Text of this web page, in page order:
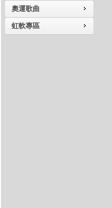
奧運歌曲
虹軟專區